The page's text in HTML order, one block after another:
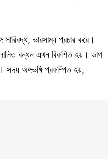
ভারসাম্য প্রচার করে।
বন্ধন এখন বিকশিত হয়। ভাগ
সদয় অঙ্গভঙ্গি প্রকম্পিত হয়,